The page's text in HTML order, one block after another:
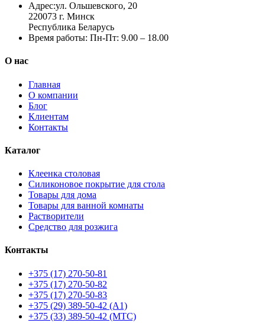
Адрес:ул. Ольшевского, 20
220073 г. Минск
Республика Беларусь
Время работы: Пн-Пт: 9.00 – 18.00
О нас
Главная
О компании
Блог
Клиентам
Контакты
Каталог
Клеенка столовая
Силиконовое покрытие для стола
Товары для дома
Товары для ванной комнаты
Растворители
Средство для розжига
Контакты
+375 (17) 270-50-81
+375 (17) 270-50-82
+375 (17) 270-50-83
+375 (29) 389-50-42 (А1)
+375 (33) 389-50-42 (МТС)